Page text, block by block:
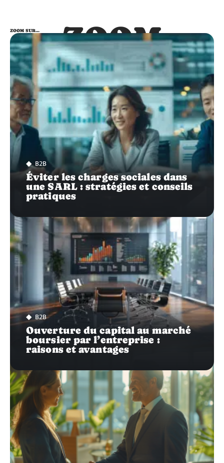
ZOOM
SUR…
ZOOM SUR…
B2B
Éviter les charges sociales dans
une SARL : stratégies et conseils
pratiques
B2B
Ouverture du capital au marché
boursier par l’entreprise :
raisons et avantages